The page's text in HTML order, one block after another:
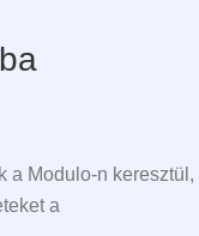
Modulo-n
a